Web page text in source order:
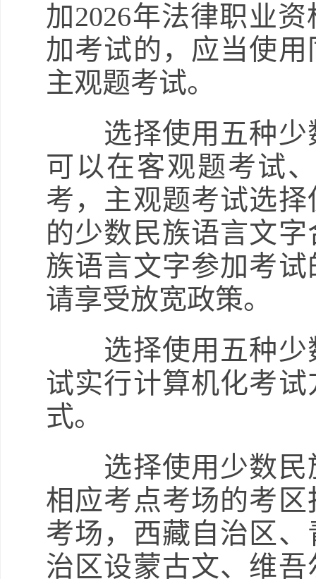
加2026年法律职业
加考试的，应当使
主观题考试。
选择使用五种少
可以在客观题考试
考，主观题考试选
的少数民族语言文
族语言文字参加考
请享受放宽政策。
选择使用五种少
试实行计算机化考
式。
选择使用少数民
相应考点考场的考
考场，西藏自治区
治区设蒙古文、维